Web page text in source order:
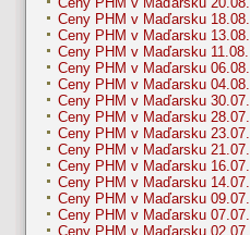
Ceny PHM v Maďarsku 18.08.
Ceny PHM v Maďarsku 13.08.
Ceny PHM v Maďarsku 11.08.
Ceny PHM v Maďarsku 06.08.
Ceny PHM v Maďarsku 04.08.
Ceny PHM v Maďarsku 30.07.
Ceny PHM v Maďarsku 28.07.
Ceny PHM v Maďarsku 23.07.
Ceny PHM v Maďarsku 21.07.
Ceny PHM v Maďarsku 16.07.
Ceny PHM v Maďarsku 14.07.
Ceny PHM v Maďarsku 09.07.
Ceny PHM v Maďarsku 07.07.
Ceny PHM v Maďarsku 02.07.